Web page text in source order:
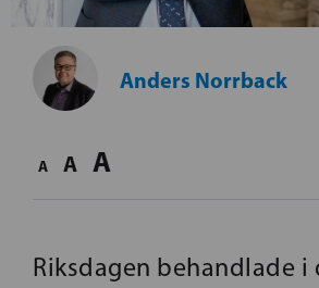
Anders Norrback
A A A
Riksdagen behandlade i